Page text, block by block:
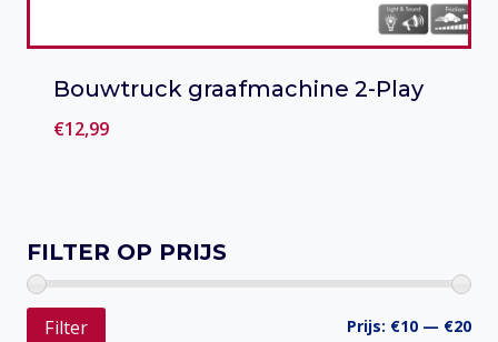
Bouwtruck graafmachine 2-Play
€12,99
FILTER OP PRIJS
Filter Prijs: €10 — €20